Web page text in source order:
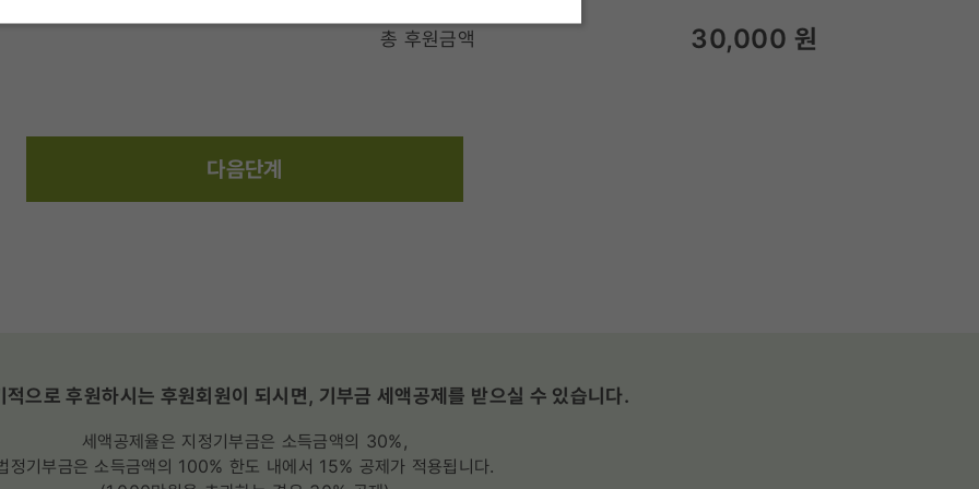
총 후원금액 30,000 원
다음단계
적으로 후원하시는 후원회원이 되시면, 기부금 세액공제를 받으실 수 있습니다.
세액공제율은 지정기부금은 소득금액의 30%,
정기부금은 소득금액의 100% 한도 내에서 15% 공제가 적용됩니다.